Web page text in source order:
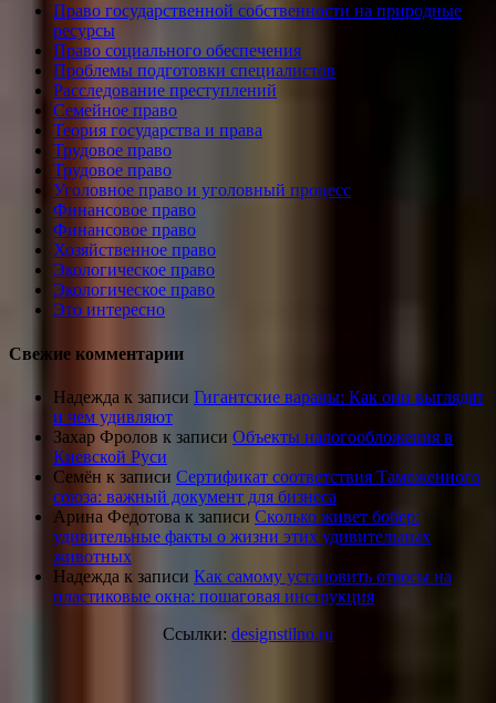
Право государственной собственности на природные
ресурсы
Право социального обеспечения
Проблемы подготовки специалистов
Расследование преступлений
Семейное право
Теория государства и права
Трудовое право
Трудовое право
Уголовное право и уголовный процесс
Финансовое право
Финансовое право
Хозяйственное право
Экологическое право
Экологическое право
Это интересно
Свежие комментарии
Надежда к записи Гигантские вараны: Как они выглядят
и чем удивляют
Захар Фролов к записи Объекты налогообложения в
Киевской Руси
Семён к записи Сертификат соответствия Таможенного
союза: важный документ для бизнеса
Арина Федотова к записи Сколько живет бобер:
удивительные факты о жизни этих удивительных
животных
Надежда к записи Как самому установить откосы на
пластиковые окна: пошаговая инструкция
Ссылки: designstilno.ru